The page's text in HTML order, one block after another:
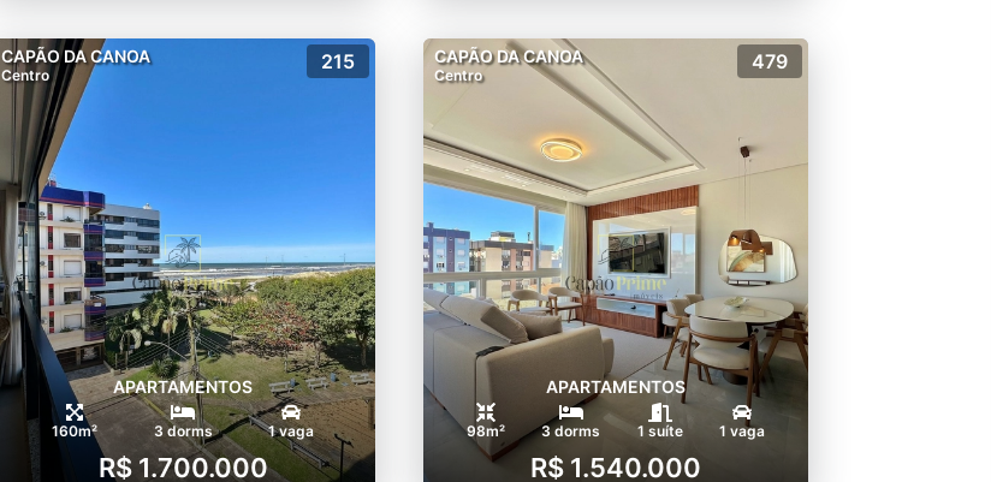
CAPÃO DA CANOA
Centro
215
APARTAMENTOS
160m² 3 dorms 1 vaga
R$ 1.700.000
CAPÃO DA CANOA
Centro
479
APARTAMENTOS
98m² 3 dorms 1 suíte 1 vaga
R$ 1.540.000